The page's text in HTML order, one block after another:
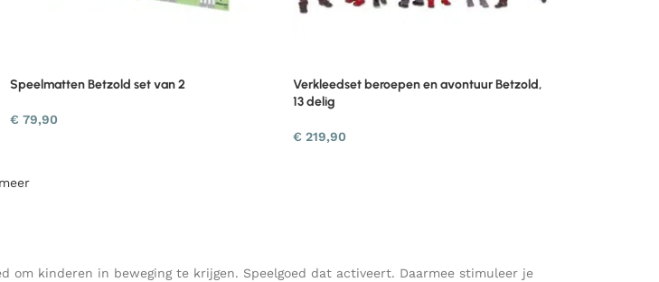
Speelmatten Betzold set van 2
€ 79,90
Verkleedset beroepen en avontuur Betzold,
13 delig
€ 219,90
om kinderen in beweging te krijgen. Speelgoed dat activeert. Daarmee stimuleer je